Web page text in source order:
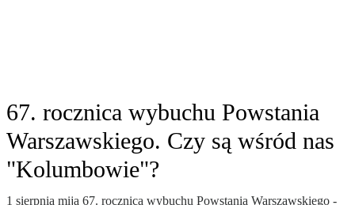
67. rocznica wybuchu Powstania
Warszawskiego. Czy są wśród nas
"Kolumbowie"?
1 sierpnia mija 67. rocznica wybuchu Powstania Warszawskiego -